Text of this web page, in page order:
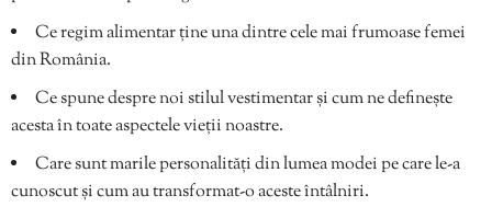
Ce regim alimentar ține una dintre cele mai frumoase femei
din România.
Ce spune despre noi stilul vestimentar și cum ne definește
acesta în toate aspectele vieții noastre.
Care sunt marile personalități din lumea modei pe care le-a
cunoscut și cum au transformat-o aceste întâlniri.